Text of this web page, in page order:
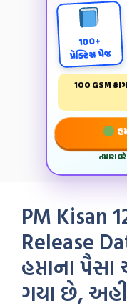
100+
પ્રેક્ટિસ પેજ
100 GSM
તમારા
PM Kisan
Release
હપ્તાના
ગયા છે,